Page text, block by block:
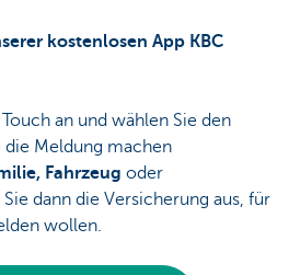
kostenlosen App KBC
an und wählen Sie den
die Meldung machen
Fahrzeug oder
Sie dann die Versicherung aus, für
wollen.